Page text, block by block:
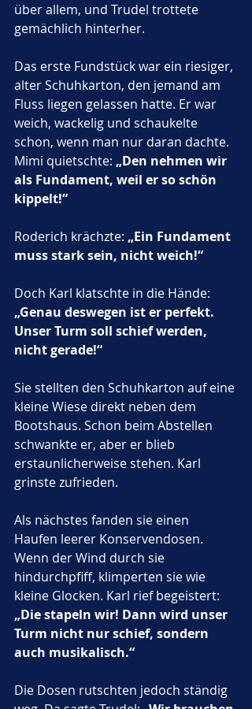
über allem, und Trudel trottete
gemächlich hinterher.
Das erste Fundstück war ein riesiger,
alter Schuhkarton, den jemand am
Fluss liegen gelassen hatte. Er war
weich, wackelig und schaukelte
schon, wenn man nur daran dachte.
Mimi quietschte: „Den nehmen wir
als Fundament, weil er so schön
kippelt!“
Roderich krächzte: „Ein Fundament
muss stark sein, nicht weich!“
Doch Karl klatschte in die Hände:
„Genau deswegen ist er perfekt.
Unser Turm soll schief werden,
nicht gerade!“
Sie stellten den Schuhkarton auf eine
kleine Wiese direkt neben dem
Bootshaus. Schon beim Abstellen
schwankte er, aber er blieb
erstaunlicherweise stehen. Karl
grinste zufrieden.
Als nächstes fanden sie einen
Haufen leerer Konservendosen.
Wenn der Wind durch sie
hindurchpfiff, klimperten sie wie
kleine Glocken. Karl rief begeistert:
„Die stapeln wir! Dann wird unser
Turm nicht nur schief, sondern
auch musikalisch.“
Die Dosen rutschten jedoch ständig